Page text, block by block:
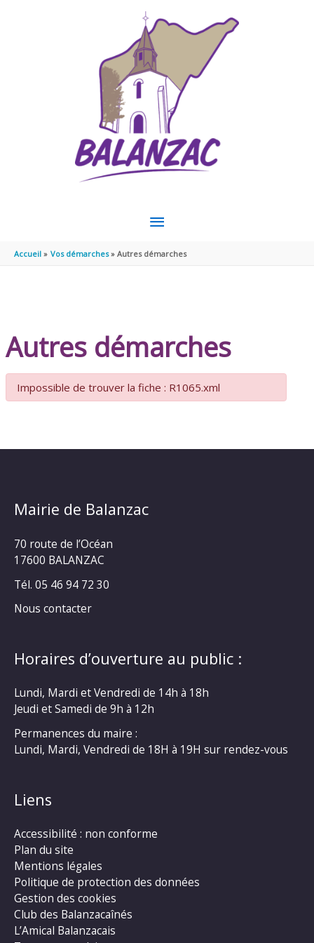
MENU
PRINCIPAL
Accueil Vos démarches Autres démarches
Autres démarches
Impossible de trouver la fiche : R1065.xml
Mairie de Balanzac
70 route de l’Océan
17600 BALANZAC
Tél. 05 46 94 72 30
Nous contacter
Horaires d’ouverture au public :
Lundi, Mardi et Vendredi de 14h à 18h
Jeudi et Samedi de 9h à 12h
Permanences du maire :
Lundi, Mardi, Vendredi de 18H à 19H sur rendez-vous
Liens
Accessibilité : non conforme
Plan du site
Mentions légales
Politique de protection des données
Gestion des cookies
Club des Balanzacaînés
L’Amical Balanzacais